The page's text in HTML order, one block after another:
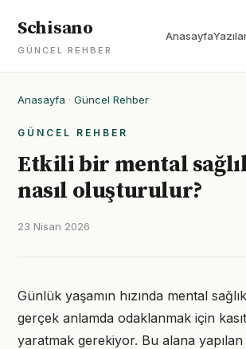
Schisano
GÜNCEL REHBER
Anasayfa
Anasayfa · Güncel Rehber
GÜNCEL REHBER
Etkili bir mental
nasıl oluşturulur?
23 Nisan 2026
Günlük yaşamın hızında mental
gerçek anlamda odaklanmak için
yaratmak gerekiyor. Bu alana yapılan